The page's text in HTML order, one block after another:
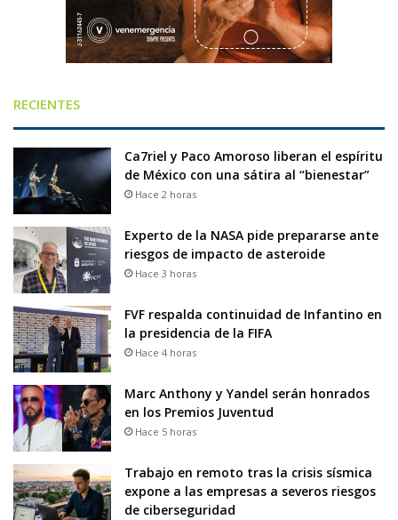
RECIENTES
Ca7riel y Paco Amoroso liberan el espíritu
de México con una sátira al “bienestar”
Hace 2 horas
Experto de la NASA pide prepararse ante
riesgos de impacto de asteroide
Hace 3 horas
FVF respalda continuidad de Infantino en
la presidencia de la FIFA
Hace 4 horas
Marc Anthony y Yandel serán honrados
en los Premios Juventud
Hace 5 horas
Trabajo en remoto tras la crisis sísmica
expone a las empresas a severos riesgos
de ciberseguridad